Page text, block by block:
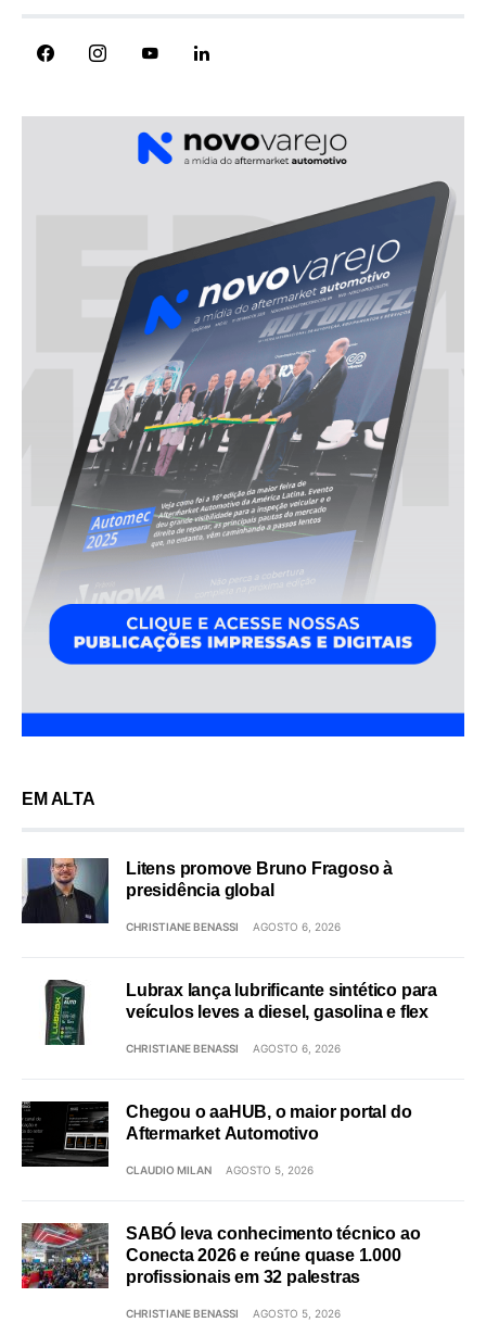
EM ALTA
Litens promove Bruno Fragoso à
presidência global
CHRISTIANE BENASSI AGOSTO 6, 2026
Lubrax lança lubrificante sintético para
veículos leves a diesel, gasolina e flex
CHRISTIANE BENASSI AGOSTO 6, 2026
Chegou o aaHUB, o maior portal do
Aftermarket Automotivo
CLAUDIO MILAN AGOSTO 5, 2026
SABÓ leva conhecimento técnico ao
Conecta 2026 e reúne quase 1.000
profissionais em 32 palestras
CHRISTIANE BENASSI AGOSTO 5, 2026